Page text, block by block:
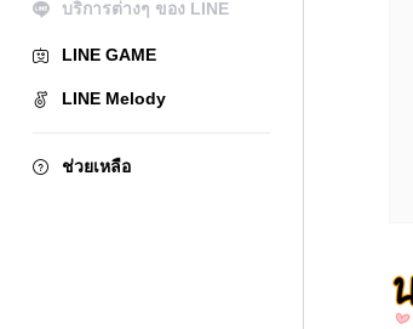
บริการต่างๆ ของ LINE
LINE GAME
LINE Melody
ช่วยเหลือ